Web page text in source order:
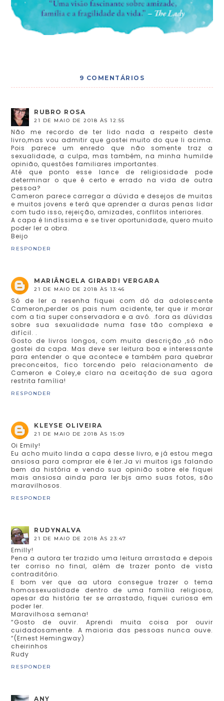
9 COMENTÁRIOS
RUBRO ROSA
21 DE MAIO DE 2018 ÀS 12:55
Não me recordo de ter lido nada a respeito deste
livro,mas vou admitir que gostei muito do que li acima.
Pois parece um enredo que não somente traz a
sexualidade, a culpa, mas também, na minha humilde
opinião, questões familiares importantes.
Até que ponto esse lance de religiosidade pode
determinar o que é certo e errado na vida de outra
pessoa?
Cameron parece carregar a dúvida e desejos de muitas
e muitos jovens e terá que aprender a duras penas lidar
com tudo isso, rejeição, amizades, conflitos interiores.
A capa é lindíssima e se tiver oportunidade, quero muito
poder ler a obra.
Beijo
RESPONDER
MARIÂNGELA GIRARDI VERGARA
21 DE MAIO DE 2018 ÀS 13:46
Só de ler a resenha fiquei com dó da adolescente
Cameron,perder os pais num acidente, ter que ir morar
com a tia super conservadora e a avó. .fora as dúvidas
sobre sua sexualidade numa fase tão complexa e
difícil. .
Gosto de livros longos, com muita descrição ,só não
gostei da capa. Mas deve ser leitura boa e interessante
para entender o que acontece e também para quebrar
preconceitos, fico torcendo pelo relacionamento de
Cameron e Coley,e claro na aceitação de sua agora
restrita família!
RESPONDER
KLEYSE OLIVEIRA
21 DE MAIO DE 2018 ÀS 15:09
Oi Emily!
Eu acho muito linda a capa desse livro, e já estou mega
ansiosa para comprar ele é ler.Ja vi muitos igs falando
bem da história e vendo sua opinião sobre ele fiquei
mais ansiosa ainda para ler.bjs amo suas fotos, são
maravilhosos.
RESPONDER
RUDYNALVA
21 DE MAIO DE 2018 ÀS 23:47
Emilly!
Pena a autora ter trazido uma leitura arrastada e depois
ter corriso no final, além de trazer ponto de vista
contraditório.
E bom ver que aa utora consegue trazer o tema
homossexualidade dentro de uma família religiosa,
apesar da história ter se arrastado, fiquei curiosa em
poder ler.
Maravilhosa semana!
“Gosto de ouvir. Aprendi muita coisa por ouvir
cuidadosamente. A maioria das pessoas nunca ouve.
“(Ernest Hemingway)
cheirinhos
Rudy
RESPONDER
ANY